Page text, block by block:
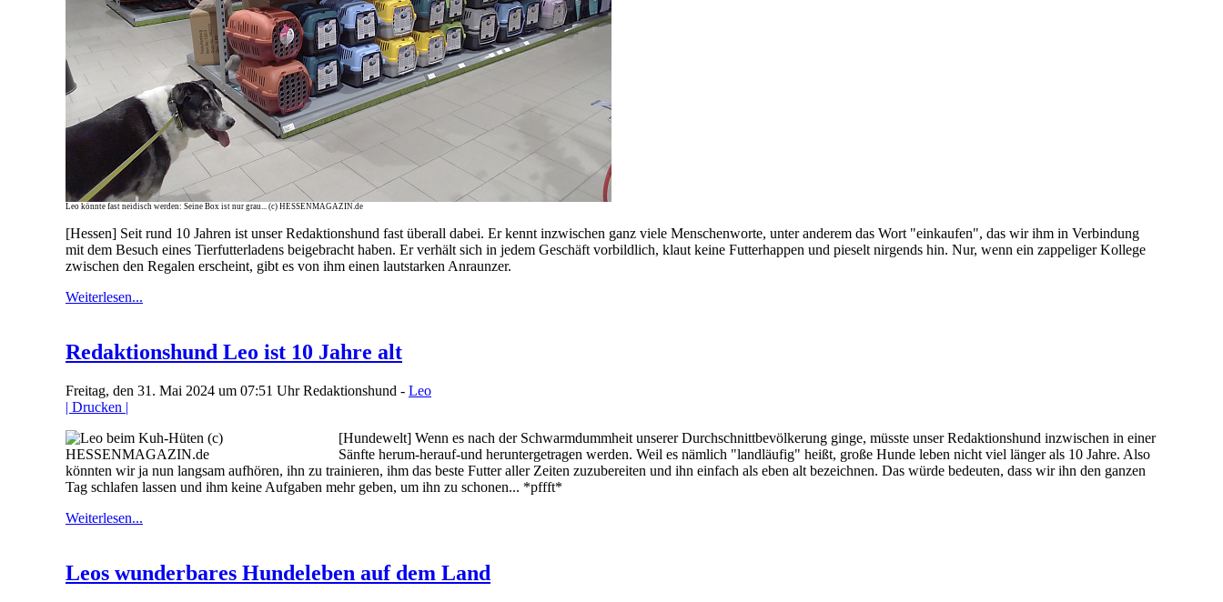
Leo könnte fast neidisch werden: Seine Box ist nur grau... (c) HESSENMAGAZIN.de
[Hessen] Seit rund 10 Jahren ist unser Redaktionshund fast überall dabei. Er kennt inzwischen ganz viele Menschenworte, unter anderem das Wort "einkaufen", das wir ihm in Verbindung
mit dem Besuch eines Tierfutterladens beigebracht haben. Er verhält sich in jedem Geschäft vorbildlich, klaut keine Futterhappen und pieselt nirgends hin. Nur, wenn ein zappeliger Kollege
zwischen den Regalen erscheint, gibt es von ihm einen lautstarken Anraunzer.
Weiterlesen...
Redaktionshund Leo ist 10 Jahre alt
Freitag, den 31. Mai 2024 um 07:51 UhrRedaktionshund - Leo
| Drucken |
[Hundewelt] Wenn es nach der Schwarmdummheit unserer Durchschnittbevölkerung ginge, müsste unser Redaktionshund inzwischen in einer
Sänfte herum-herauf-und heruntergetragen werden. Weil es nämlich "landläufig" heißt, große Hunde leben nicht viel länger als 10 Jahre. Also
könnten wir ja nun langsam aufhören, ihn zu trainieren, ihm das beste Futter aller Zeiten zuzubereiten und ihn einfach als eben alt bezeichnen. Das würde bedeuten, dass wir ihn den ganzen
Tag schlafen lassen und ihm keine Aufgaben mehr geben, um ihn zu schonen... *pffft*
Weiterlesen...
Leos wunderbares Hundeleben auf dem Land